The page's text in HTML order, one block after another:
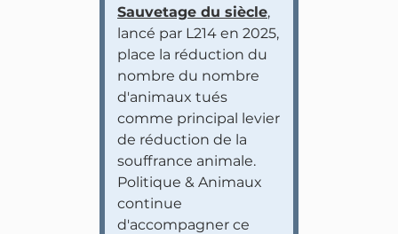
Sauvetage du siècle,
lancé par L214 en 2025,
place la réduction du
nombre du nombre
d'animaux tués
comme principal levier
de réduction de la
souffrance animale.
Politique & Animaux
continue
d'accompagner ce